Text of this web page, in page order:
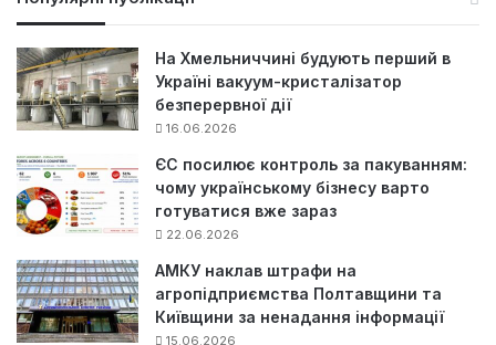
На Хмельниччині будують перший в
Україні вакуум-кристалізатор
безперервної дії
16.06.2026
ЄС посилює контроль за пакуванням:
чому українському бізнесу варто
готуватися вже зараз
22.06.2026
АМКУ наклав штрафи на
агропідприємства Полтавщини та
Київщини за ненадання інформації
15.06.2026